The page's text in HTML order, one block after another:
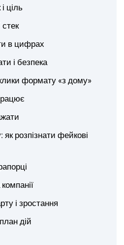
ціль
стек
в цифрах
і безпека
формату «з дому»
розпізнати фейкові
і зростання
дій